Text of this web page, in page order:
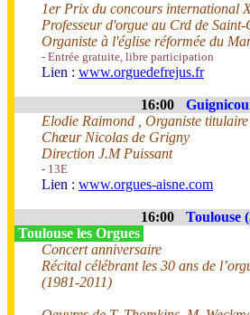
1er Prix du concours international
Professeur d'orgue au Crd de
Organiste à l'église réformée du
- Entrée gratuite, libre participation
Lien : www.orguedefrejus.fr
16:00
Elodie Raimond , Organiste
Chœur Nicolas de Grigny
Direction J.M Puissant
- 13E
Lien : www.orgues-aisne.com
16:00 Toulouse
Toulouse les Orgues
Concert anniversaire
Récital célébrant les 30 ans de
(1981-2011)